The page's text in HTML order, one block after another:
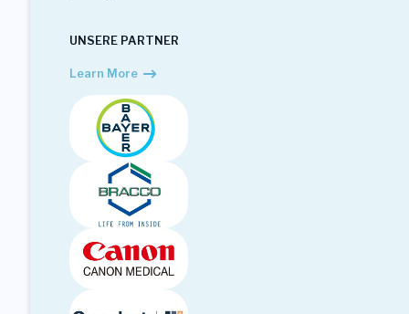
UNSERE PARTNER
Learn More